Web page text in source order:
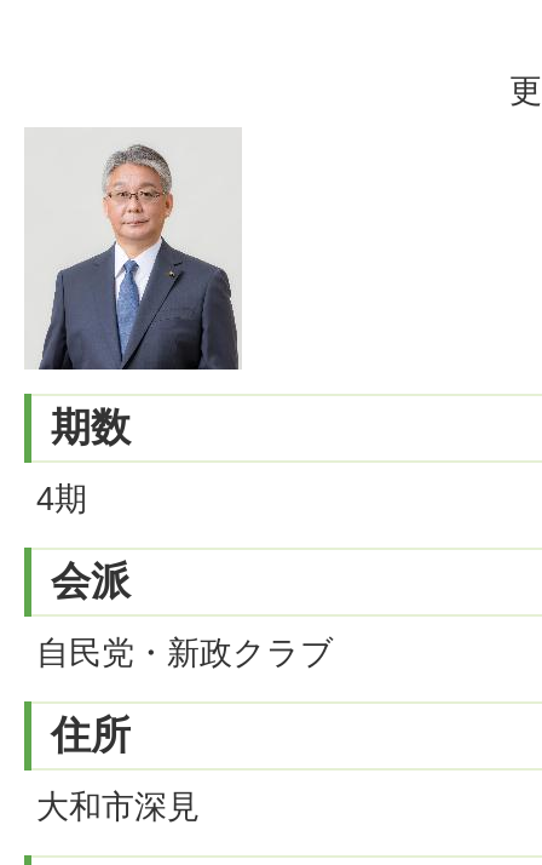
期数
4期
会派
自民党・新政クラブ
住所
大和市深見